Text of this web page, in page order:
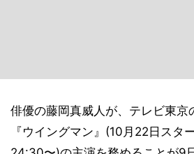
俳優の藤岡真威人が、テレビ東京
『ウイングマン』(10月22日スタ